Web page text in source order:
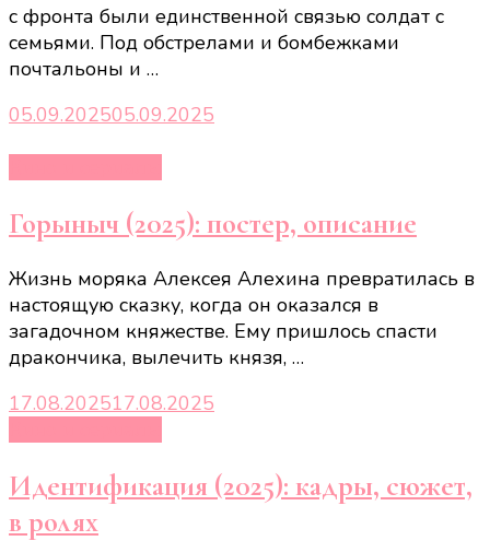
с фронта были единственной связью солдат с
семьями. Под обстрелами и бомбежками
почтальоны и …
05.09.202505.09.2025
Горыныч (2025): постер, описание
Жизнь моряка Алексея Алехина превратилась в
настоящую сказку, когда он оказался в
загадочном княжестве. Ему пришлось спасти
дракончика, вылечить князя, …
17.08.202517.08.2025
Идентификация (2025): кадры, сюжет,
в ролях